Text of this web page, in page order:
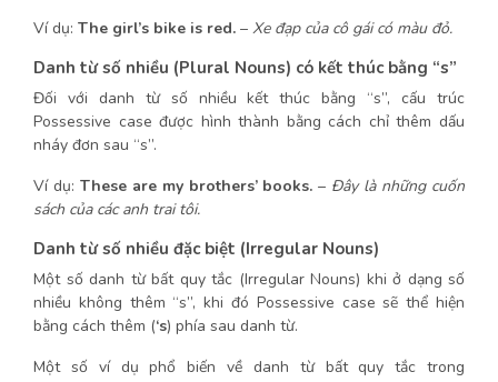
Ví dụ: The girl’s bike is red. – Xe đạp của cô gái có màu đỏ.
Danh từ số nhiều (Plural Nouns) có kết thúc bằng “s”
Đối với danh từ số nhiều kết thúc bằng “s”, cấu trúc
Possessive case được hình thành bằng cách chỉ thêm dấu
nháy đơn sau “s”.
Ví dụ: These are my brothers’ books. – Đây là những cuốn
sách của các anh trai tôi.
Danh từ số nhiều đặc biệt (Irregular Nouns)
Một số danh từ bất quy tắc (Irregular Nouns) khi ở dạng số
nhiều không thêm “s”, khi đó Possessive case sẽ thể hiện
bằng cách thêm (‘s) phía sau danh từ.
Một số ví dụ phổ biến về danh từ bất quy tắc trong